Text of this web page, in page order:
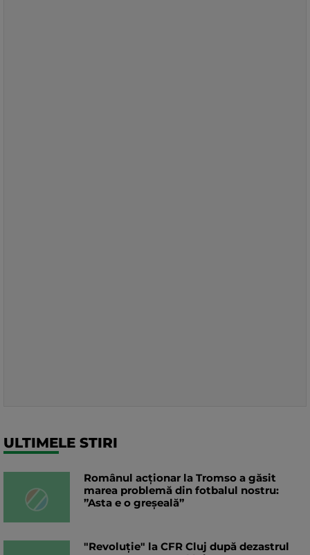
ULTIMELE STIRI
Românul acționar la Tromso a găsit
marea problemă din fotbalul nostru:
”Asta e o greșeală”
"Revoluție" la CFR Cluj după dezastrul